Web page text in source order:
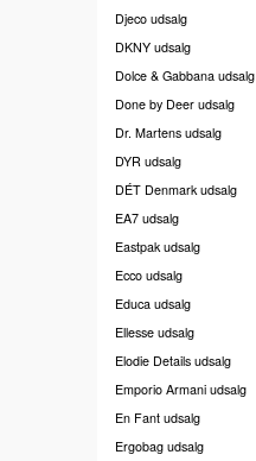
Djeco udsalg
DKNY udsalg
Dolce & Gabbana udsalg
Done by Deer udsalg
Dr. Martens udsalg
DYR udsalg
DÉT Denmark udsalg
EA7 udsalg
Eastpak udsalg
Ecco udsalg
Educa udsalg
Ellesse udsalg
Elodie Details udsalg
Emporio Armani udsalg
En Fant udsalg
Ergobag udsalg